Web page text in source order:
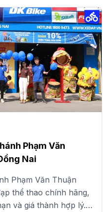
Phạm Văn
Nai
Phạm Văn Thuận
thể thao chính hãng,
và giá thành hợp lý.